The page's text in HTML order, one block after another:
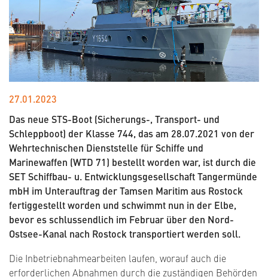
27.01.2023
Das neue STS-Boot (Sicherungs-, Transport- und
Schleppboot) der Klasse 744, das am 28.07.2021 von der
Wehrtechnischen Dienststelle für Schiffe und
Marinewaffen (WTD 71) bestellt worden war, ist durch die
SET Schiffbau- u. Entwicklungsgesellschaft Tangermünde
mbH im Unterauftrag der Tamsen Maritim aus Rostock
fertiggestellt worden und schwimmt nun in der Elbe,
bevor es schlussendlich im Februar über den Nord-
Ostsee-Kanal nach Rostock transportiert werden soll.
Die Inbetriebnahmearbeiten laufen, worauf auch die
erforderlichen Abnahmen durch die zuständigen Behörden